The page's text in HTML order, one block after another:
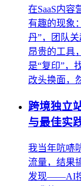
在SaaS内
有趣的现象
丹”，团队
昂贵的工具
是“复印”，
改头换面，
跨境独立
与最佳实
我当年吭哧
流量，结果
发现——AI搜